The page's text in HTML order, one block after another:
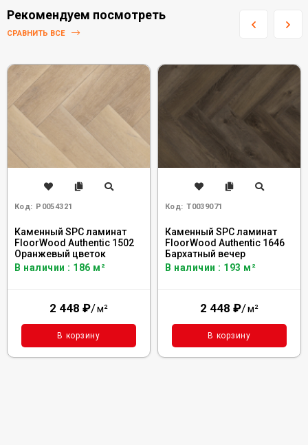
Рекомендуем посмотреть
СРАВНИТЬ ВСЕ
Код: Р0054321
Каменный SPC ламинат
FloorWood Authentic 1502
Оранжевый цветок
В наличии : 186 м²
2 448 ₽/м²
В корзину
Код: Т0039071
Каменный SPC ламинат
FloorWood Authentic 1646
Бархатный вечер
В наличии : 193 м²
2 448 ₽/м²
В корзину